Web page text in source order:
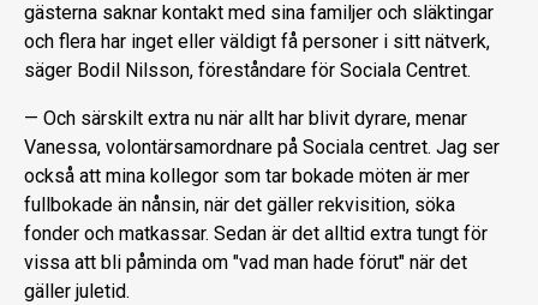
gästerna saknar kontakt med sina familjer och släktingar
och flera har inget eller väldigt få personer i sitt nätverk,
säger Bodil Nilsson, föreståndare för Sociala Centret.
— Och särskilt extra nu när allt har blivit dyrare, menar
Vanessa, volontärsamordnare på Sociala centret. Jag ser
också att mina kollegor som tar bokade möten är mer
fullbokade än nånsin, när det gäller rekvisition, söka
fonder och matkassar. Sedan är det alltid extra tungt för
vissa att bli påminda om "vad man hade förut" när det
gäller juletid.